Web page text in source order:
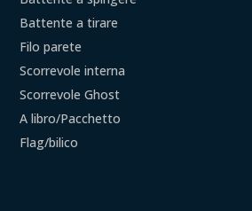
Battente a tirare
Filo parete
Scorrevole interna
Scorrevole Ghost
A libro/Pacchetto
Flag/bilico